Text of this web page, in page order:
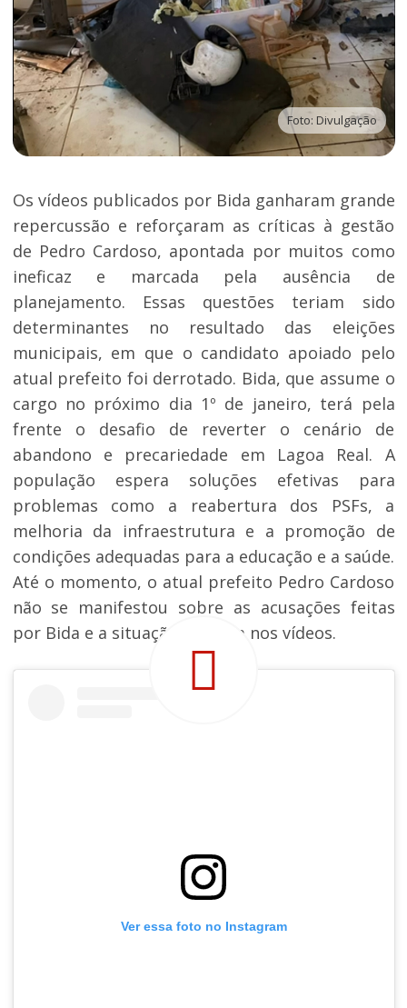
Foto: Divulgação
Os vídeos publicados por Bida ganharam grande
repercussão e reforçaram as críticas à gestão
de Pedro Cardoso, apontada por muitos como
ineficaz e marcada pela ausência de
planejamento. Essas questões teriam sido
determinantes no resultado das eleições
municipais, em que o candidato apoiado pelo
atual prefeito foi derrotado. Bida, que assume o
cargo no próximo dia 1º de janeiro, terá pela
frente o desafio de reverter o cenário de
abandono e precariedade em Lagoa Real. A
população espera soluções efetivas para
problemas como a reabertura dos PSFs, a
melhoria da infraestrutura e a promoção de
condições adequadas para a educação e a saúde.
Até o momento, o atual prefeito Pedro Cardoso
não se manifestou sobre as acusações feitas
por Bida e a situação exposta nos vídeos.
Ver essa foto no Instagram